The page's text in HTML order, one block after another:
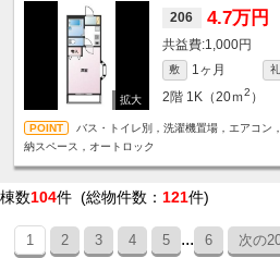
206 4.7万円
1,000円
敷 1ヶ月 礼
2階 1K（20ｍ2 ）
バス・トイレ別，洗濯機置場，エアコン
納スペース，オートロック
棟数104件 (総物件数： 121件)
1 2 3 4 5 ... 6 次の